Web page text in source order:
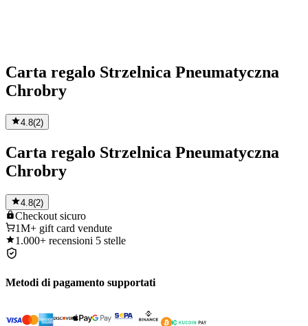
Carta regalo Strzelnica Pneumatyczna
Chrobry
4.8(2)
Carta regalo Strzelnica Pneumatyczna
Chrobry
4.8(2)
Checkout sicuro
1M+ gift card vendute
1.000+ recensioni 5 stelle
Metodi di pagamento supportati